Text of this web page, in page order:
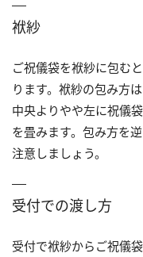
袱紗
ご祝儀袋を袱紗に包む
ります。袱紗の包み方
中央よりやや左に祝儀
を畳みます。包み方を
注意しましょう。
受付での渡し方
受付で袱紗からご祝儀